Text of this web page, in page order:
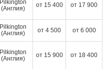
Pilkington
(Англия)
от 15 400 от 17 900
Pilkington
(Англия)
от 4 500 от 6 000
Pilkington
(Англия)
от 15 900 от 18 400